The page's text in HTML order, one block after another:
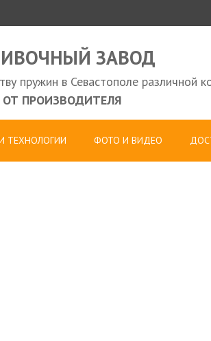
ЗАВОД
пружин в Севастополе различной
ПРОИЗВОДИТЕЛЯ
ТЕХНОЛОГИИ ФОТО И ВИДЕО